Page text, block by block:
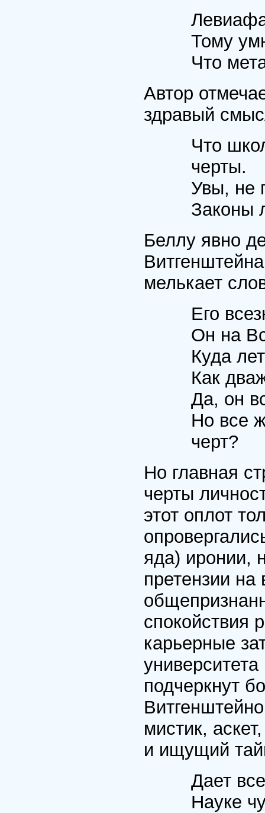
Тому
Что
Автор
здравый
Что
черты.
Увы, не
Законы
Беллу явно
мелькает
Его
Он на
Куда
Как
Да, он
Но все
черт?
Но главная
черты
этот оплот
яда) иронии,
претензии
спокойствия
карьерные
подчеркнут
мистик,
и ищущий
Дает
Науке